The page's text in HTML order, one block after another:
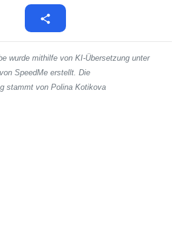
wurde mithilfe von KI-Übersetzung unter
SpeedMe erstellt. Die
stammt von Polina Kotikova